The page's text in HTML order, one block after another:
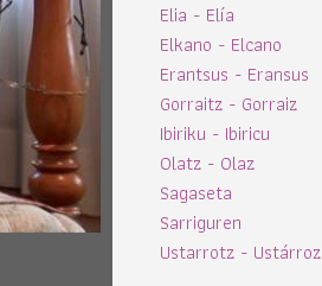
Elia - Elía
Elkano - Elcano
Erantsus - Eransus
Gorraitz - Gorraiz
Ibiriku - Ibiricu
Olatz - Olaz
Sagaseta
Sarriguren
Ustarrotz - Ustárroz